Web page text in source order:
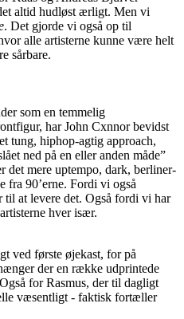
altid hudløst ærligt. Men vi
. Det gjorde vi også op til
alle artisterne kunne være helt
sårbare.
som en temmelig
har John Cxnnor bevidst
tung, hiphop-agtig approach,
ned på en eller anden måde”
det mere uptempo, dark, berliner-
fra 90’erne. Fordi vi også
til at levere det. Også fordi vi har
hver især.
ved første øjekast, for på
der en række udprintede
for Rasmus, der til dagligt
væsentligt - faktisk fortæller